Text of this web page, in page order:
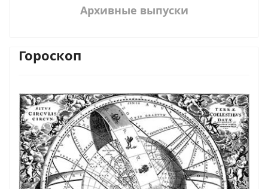
Архивные выпуски
Гороскоп